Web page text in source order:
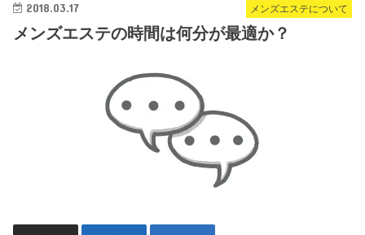
メンズエステについて
2018.03.17
メンズエステの時間は何分が最適か？